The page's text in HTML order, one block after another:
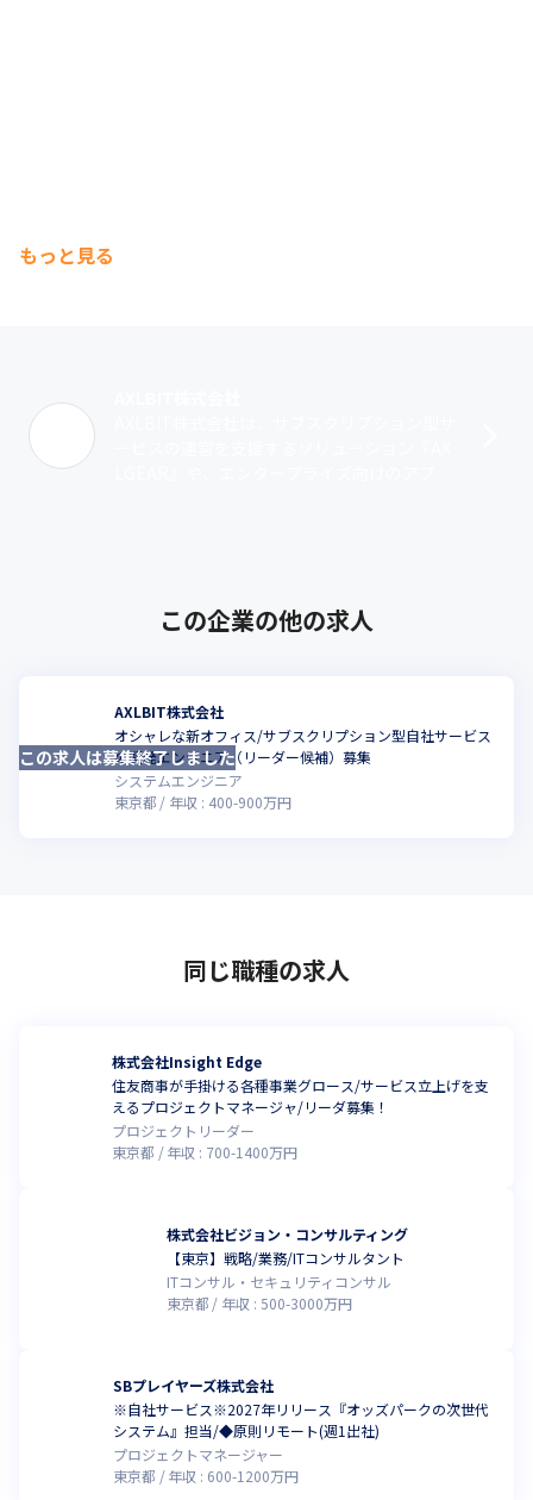
もっと見る
この企業の他の求人
AXLBIT株式会社
オシャレな新オフィス/サブスクリプション型自社サービス
の開発エンジニア（リーダー候補）募集
システムエンジニア
東京都
年収 : 400-900万円
この求人は募集終了しました
同じ職種の求人
株式会社Insight Edge
住友商事が手掛ける各種事業グロース/サービス立上げを支
えるプロジェクトマネージャ/リーダ募集！
プロジェクトリーダー
東京都
年収 : 700-1400万円
株式会社ビジョン・コンサルティング
【東京】戦略/業務/ITコンサルタント
ITコンサル・セキュリティコンサル
東京都
年収 : 500-3000万円
SBプレイヤーズ株式会社
※自社サービス※2027年リリース『オッズパークの次世代
システム』担当/◆原則リモート(週1出社)
プロジェクトマネージャー
東京都
年収 : 600-1200万円